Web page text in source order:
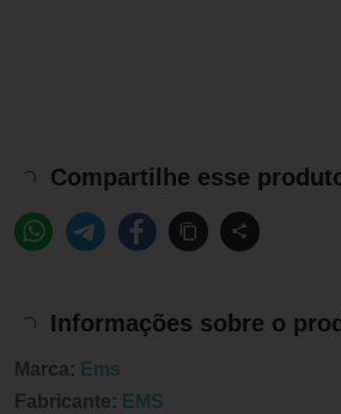
Compartilhe esse
Informações sobre o
Marca: Ems
Fabricante: EMS